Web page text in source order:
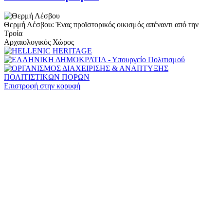
Θερμή Λέσβου: Ένας προϊστορικός οικισμός απέναντι από την
Τροία
Αρχαιολογικός Χώρος
Επιστροφή στην κορυφή